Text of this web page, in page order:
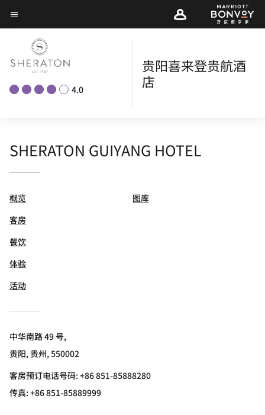
Skip
to
main
content
菜单文本
4.0
贵阳喜来登贵航酒
店
SHERATON GUIYANG HOTEL
概览
客房
餐饮
体验
活动
图库
中华南路 49 号,
贵阳, 贵州, 550002
客房预订电话号码: +86 851-85888280
传真:+86 851-85889999